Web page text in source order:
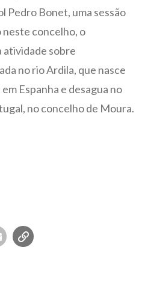
Pedro Bonet, uma sessão
neste concelho, o
atividade sobre
no rio Ardila, que nasce
Espanha e desagua no
no concelho de Moura.